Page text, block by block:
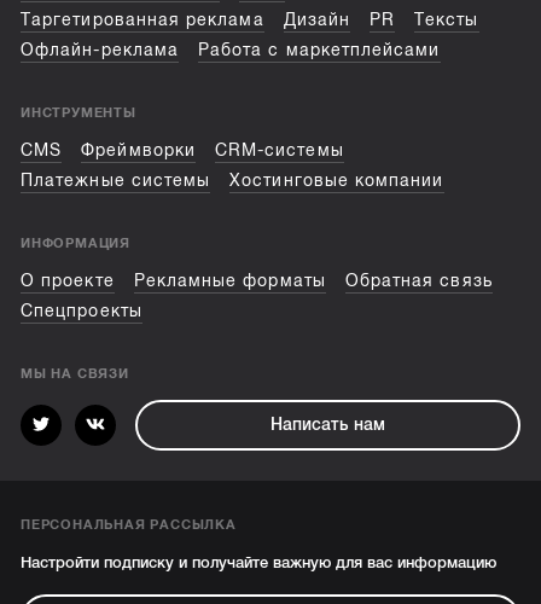
Таргетированная реклама
Дизайн PR
Тексты
Офлайн-реклама
Работа с маркетплейсами
ИНСТРУМЕНТЫ
CMS Фреймворки
CRM-системы
Платежные системы
Хостинговые компании
ИНФОРМАЦИЯ
О проекте Рекламные форматы
Обратная связь
Спецпроекты
МЫ НА СВЯЗИ
Написать нам
ПЕРСОНАЛЬНАЯ РАССЫЛКА
Настройти подписку и получайте важную для вас информацию